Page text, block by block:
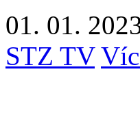
01. 01.
STZ TV